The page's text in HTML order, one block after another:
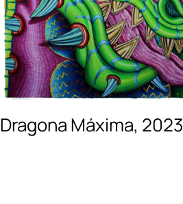
Dragona Máxima, 2023